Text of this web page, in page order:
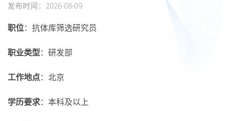
发布时间：2026-08-09
职位：抗体库筛选研究员
职业类型：研发部
工作地点：北京
学历要求：本科及以上